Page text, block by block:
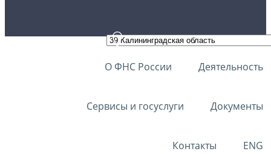
О ФНС России Деятельность
Сервисы и госуслуги Документы
Контакты ENG